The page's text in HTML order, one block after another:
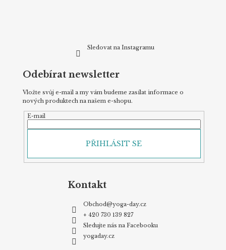
Sledovat na Instagramu
Odebírat newsletter
Vložte svůj e-mail a my vám budeme zasílat informace o
nových produktech na našem e-shopu.
E-mail
PŘIHLÁSIT SE
Kontakt
Obchod@yoga-day.cz
+ 420 730 139 827
Sledujte nás na Facebooku
yogaday.cz